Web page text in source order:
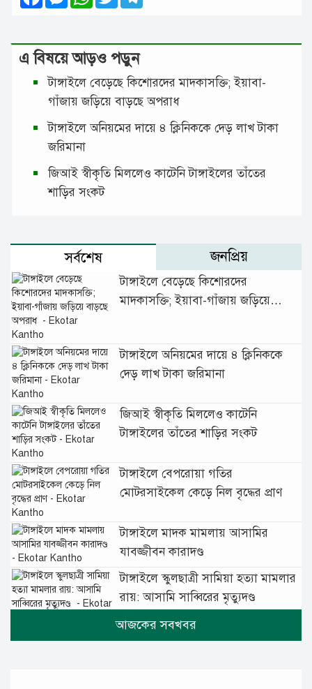
এ বিষয়ে আড়ও পড়ুন
টাঙ্গাইলে বেড়েছে কিশোরদের মাদকাসক্তি; ইয়াবা-
গাঁজায় জড়িয়ে বাড়ছে অপরাধ
টাঙ্গাইলে অনিয়মের দায়ে ৪ ক্লিনিককে দেড় লাখ টাকা
জরিমানা
জিআই স্বীকৃতি মিললেও কাটেনি টাঙ্গাইলের তাঁতের
শাড়ির সংকট
সর্বশেষ জনপ্রিয়
টাঙ্গাইলে বেড়েছে কিশোরদের
মাদকাসক্তি; ইয়াবা-গাঁজায় জড়িয়ে
টাঙ্গাইলে অনিয়মের দায়ে ৪ ক্লিনিককে
দেড় লাখ টাকা জরিমানা
জিআই স্বীকৃতি মিললেও কাটেনি
টাঙ্গাইলের তাঁতের শাড়ির সংকট
টাঙ্গাইলে বেপরোয়া গতির
মোটরসাইকেল কেড়ে নিল বৃদ্ধের প্রাণ
টাঙ্গাইলে মাদক মামলায় আসামির
যাবজ্জীবন কারাদণ্ড
টাঙ্গাইলে স্কুলছাত্রী সামিয়া হত্যা মামলার
রায়: আসামি সাব্বিরের মৃত্যুদণ্ড
টানা বৃষ্টিতে টাঙ্গাইলে বিপর্যস্ত জনজীবন